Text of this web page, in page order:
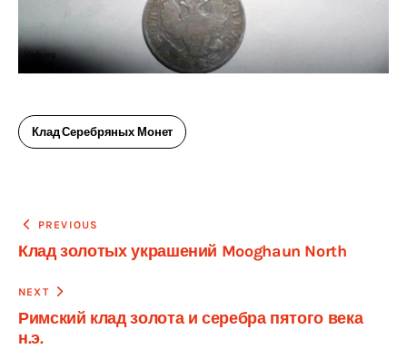
Клад Серебряных Монет
Навигация
по
записям
PREVIOUS
Клад золотых украшений Mooghaun North
NEXT
Римский клад золота и серебра пятого века
н.э.